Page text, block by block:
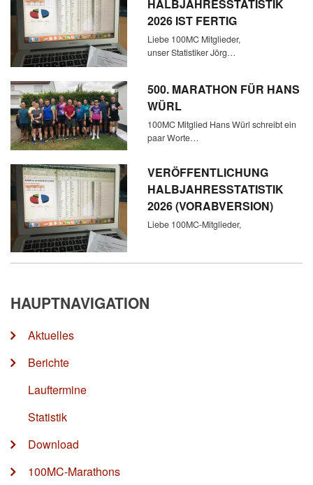
HALBJAHRESSTATISTIK
2026 IST FERTIG
Liebe 100MC Mitglieder,
unser Statistiker Jörg…
500. MARATHON FÜR HANS
WÜRL
100MC Mitglied Hans Würl schreibt ein
paar Worte…
VERÖFFENTLICHUNG
HALBJAHRESSTATISTIK
2026 (VORABVERSION)
Liebe 100MC-Mitglieder,
HAUPTNAVIGATION
Aktuelles
Berichte
Lauftermine
Statistik
Download
100MC-Marathons